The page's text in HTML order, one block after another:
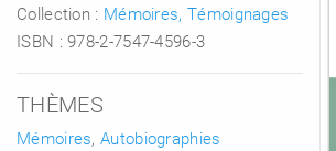
Collection : Mémoires, Témoignages
ISBN :978-2-7547-4596-3
THÈMES
Mémoires,Autobiographies